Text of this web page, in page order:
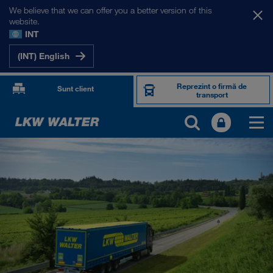
We believe that we can offer you a better version of this
website.
INT
(INT) English
Sunt client
Reprezint o firmă de
transport
Transport rutier
Soluții digitale
Transport intermodal